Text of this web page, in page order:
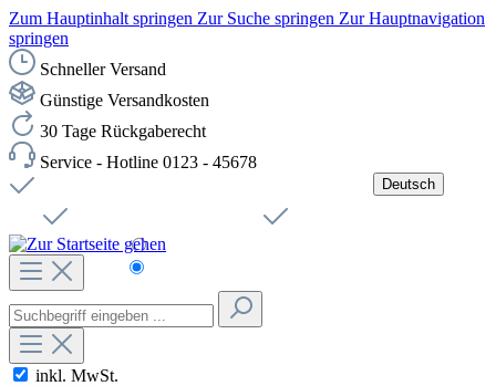
Zum Hauptinhalt springen Zur Suche springen Zur Hauptnavigation
springen
Schneller Versand
Günstige Versandkosten
30 Tage Rückgaberecht
Service - Hotline 0123 - 45678
Deutsch
Čeština
inkl. MwSt.